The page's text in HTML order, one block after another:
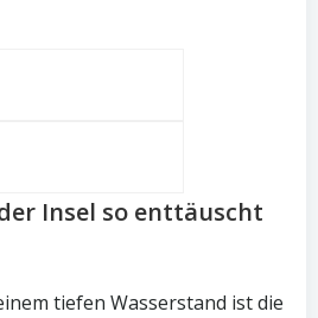
Insel so enttäuscht
tiefen Wasserstand ist die